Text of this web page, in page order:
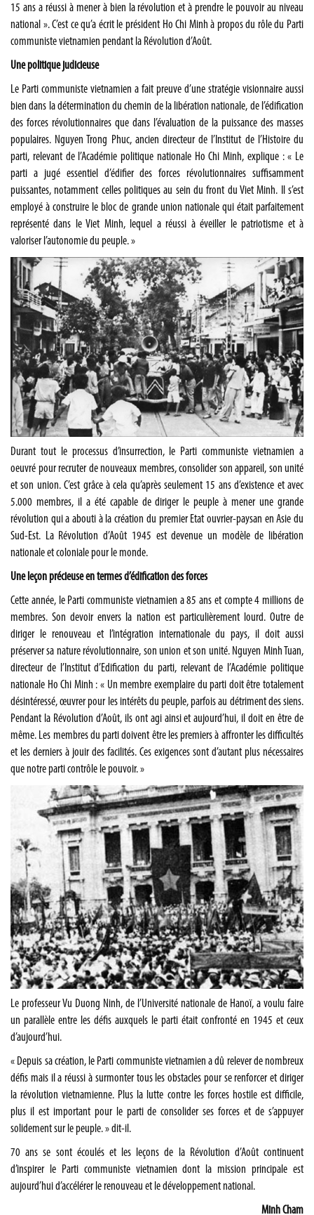
15 ans a réussi à mener à bien la révolution et à prendre le pouvoir au niveau
national ». C’est ce qu’a écrit le président Ho Chi Minh à propos du rôle du Parti
communiste vietnamien pendant la Révolution d’Août.
Une politique judicieuse
Le Parti communiste vietnamien a fait preuve d’une stratégie visionnaire aussi
bien dans la détermination du chemin de la libération nationale, de l’édification
des forces révolutionnaires que dans l’évaluation de la puissance des masses
populaires. Nguyen Trong Phuc, ancien directeur de l’Institut de l’Histoire du
parti, relevant de l’Académie politique nationale Ho Chi Minh, explique : « Le
parti a jugé essentiel d’édifier des forces révolutionnaires suffisamment
puissantes, notamment celles politiques au sein du front du Viet Minh. Il s’est
employé à construire le bloc de grande union nationale qui était parfaitement
représenté dans le Viet Minh, lequel a réussi à éveiller le patriotisme et à
valoriser l’autonomie du peuple. »
Durant tout le processus d’insurrection, le Parti communiste vietnamien a
oeuvré pour recruter de nouveaux membres, consolider son appareil, son unité
et son union. C’est grâce à cela qu’après seulement 15 ans d’existence et avec
5.000 membres, il a été capable de diriger le peuple à mener une grande
révolution qui a abouti à la création du premier Etat ouvrier-paysan en Asie du
Sud-Est. La Révolution d’Août 1945 est devenue un modèle de libération
nationale et coloniale pour le monde.
Une leçon précieuse en termes d’édification des forces
Cette année, le Parti communiste vietnamien a 85 ans et compte 4 millions de
membres. Son devoir envers la nation est particulièrement lourd. Outre de
diriger le renouveau et l’intégration internationale du pays, il doit aussi
préserver sa nature révolutionnaire, son union et son unité. Nguyen Minh Tuan,
directeur de l’Institut d’Edification du parti, relevant de l’Académie politique
nationale Ho Chi Minh : « Un membre exemplaire du parti doit être totalement
désintéressé, œuvrer pour les intérêts du peuple, parfois au détriment des siens.
Pendant la Révolution d’Août, ils ont agi ainsi et aujourd’hui, il doit en être de
même. Les membres du parti doivent être les premiers à affronter les difficultés
et les derniers à jouir des facilités. Ces exigences sont d’autant plus nécessaires
que notre parti contrôle le pouvoir. »
Le professeur Vu Duong Ninh, de l’Université nationale de Hanoï, a voulu faire
un parallèle entre les défis auxquels le parti était confronté en 1945 et ceux
d’aujourd’hui.
« Depuis sa création, le Parti communiste vietnamien a dû relever de nombreux
défis mais il a réussi à surmonter tous les obstacles pour se renforcer et diriger
la révolution vietnamienne. Plus la lutte contre les forces hostile est difficile,
plus il est important pour le parti de consolider ses forces et de s’appuyer
solidement sur le peuple. » dit-il.
70 ans se sont écoulés et les leçons de la Révolution d’Août continuent
d’inspirer le Parti communiste vietnamien dont la mission principale est
aujourd’hui d’accélérer le renouveau et le développement national.
Minh Cham